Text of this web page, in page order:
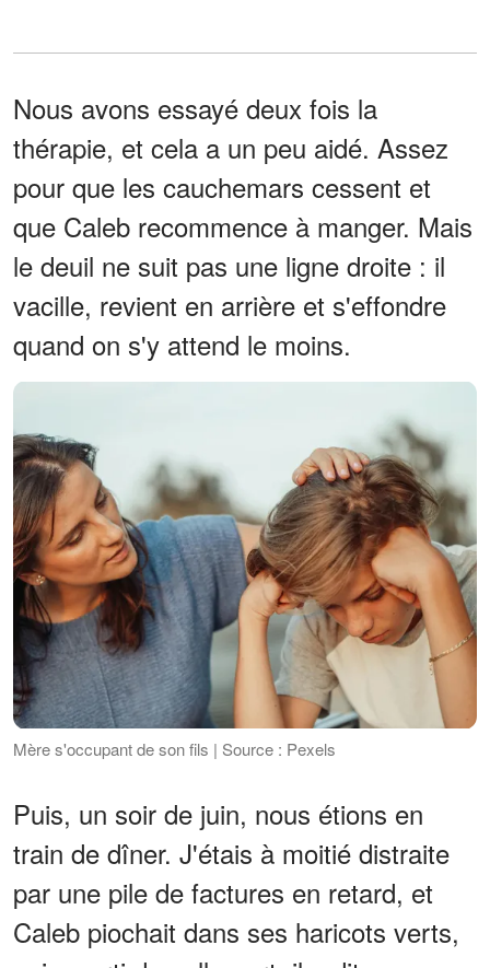
Nous avons essayé deux fois la
thérapie, et cela a un peu aidé. Assez
pour que les cauchemars cessent et
que Caleb recommence à manger. Mais
le deuil ne suit pas une ligne droite : il
vacille, revient en arrière et s'effondre
quand on s'y attend le moins.
Mère s'occupant de son fils | Source : Pexels
Puis, un soir de juin, nous étions en
train de dîner. J'étais à moitié distraite
par une pile de factures en retard, et
Caleb piochait dans ses haricots verts,